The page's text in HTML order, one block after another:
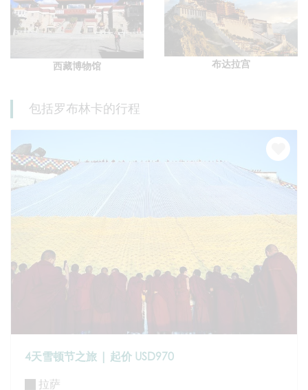
西藏博物馆 布达拉宫
包括罗布林卡的行程
4天雪顿节之旅 | 起价 USD970
拉萨